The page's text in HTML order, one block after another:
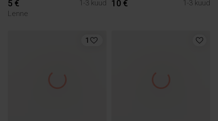
5 €
1-3 kuud
Lenne
10 € 1-3 kuud
1